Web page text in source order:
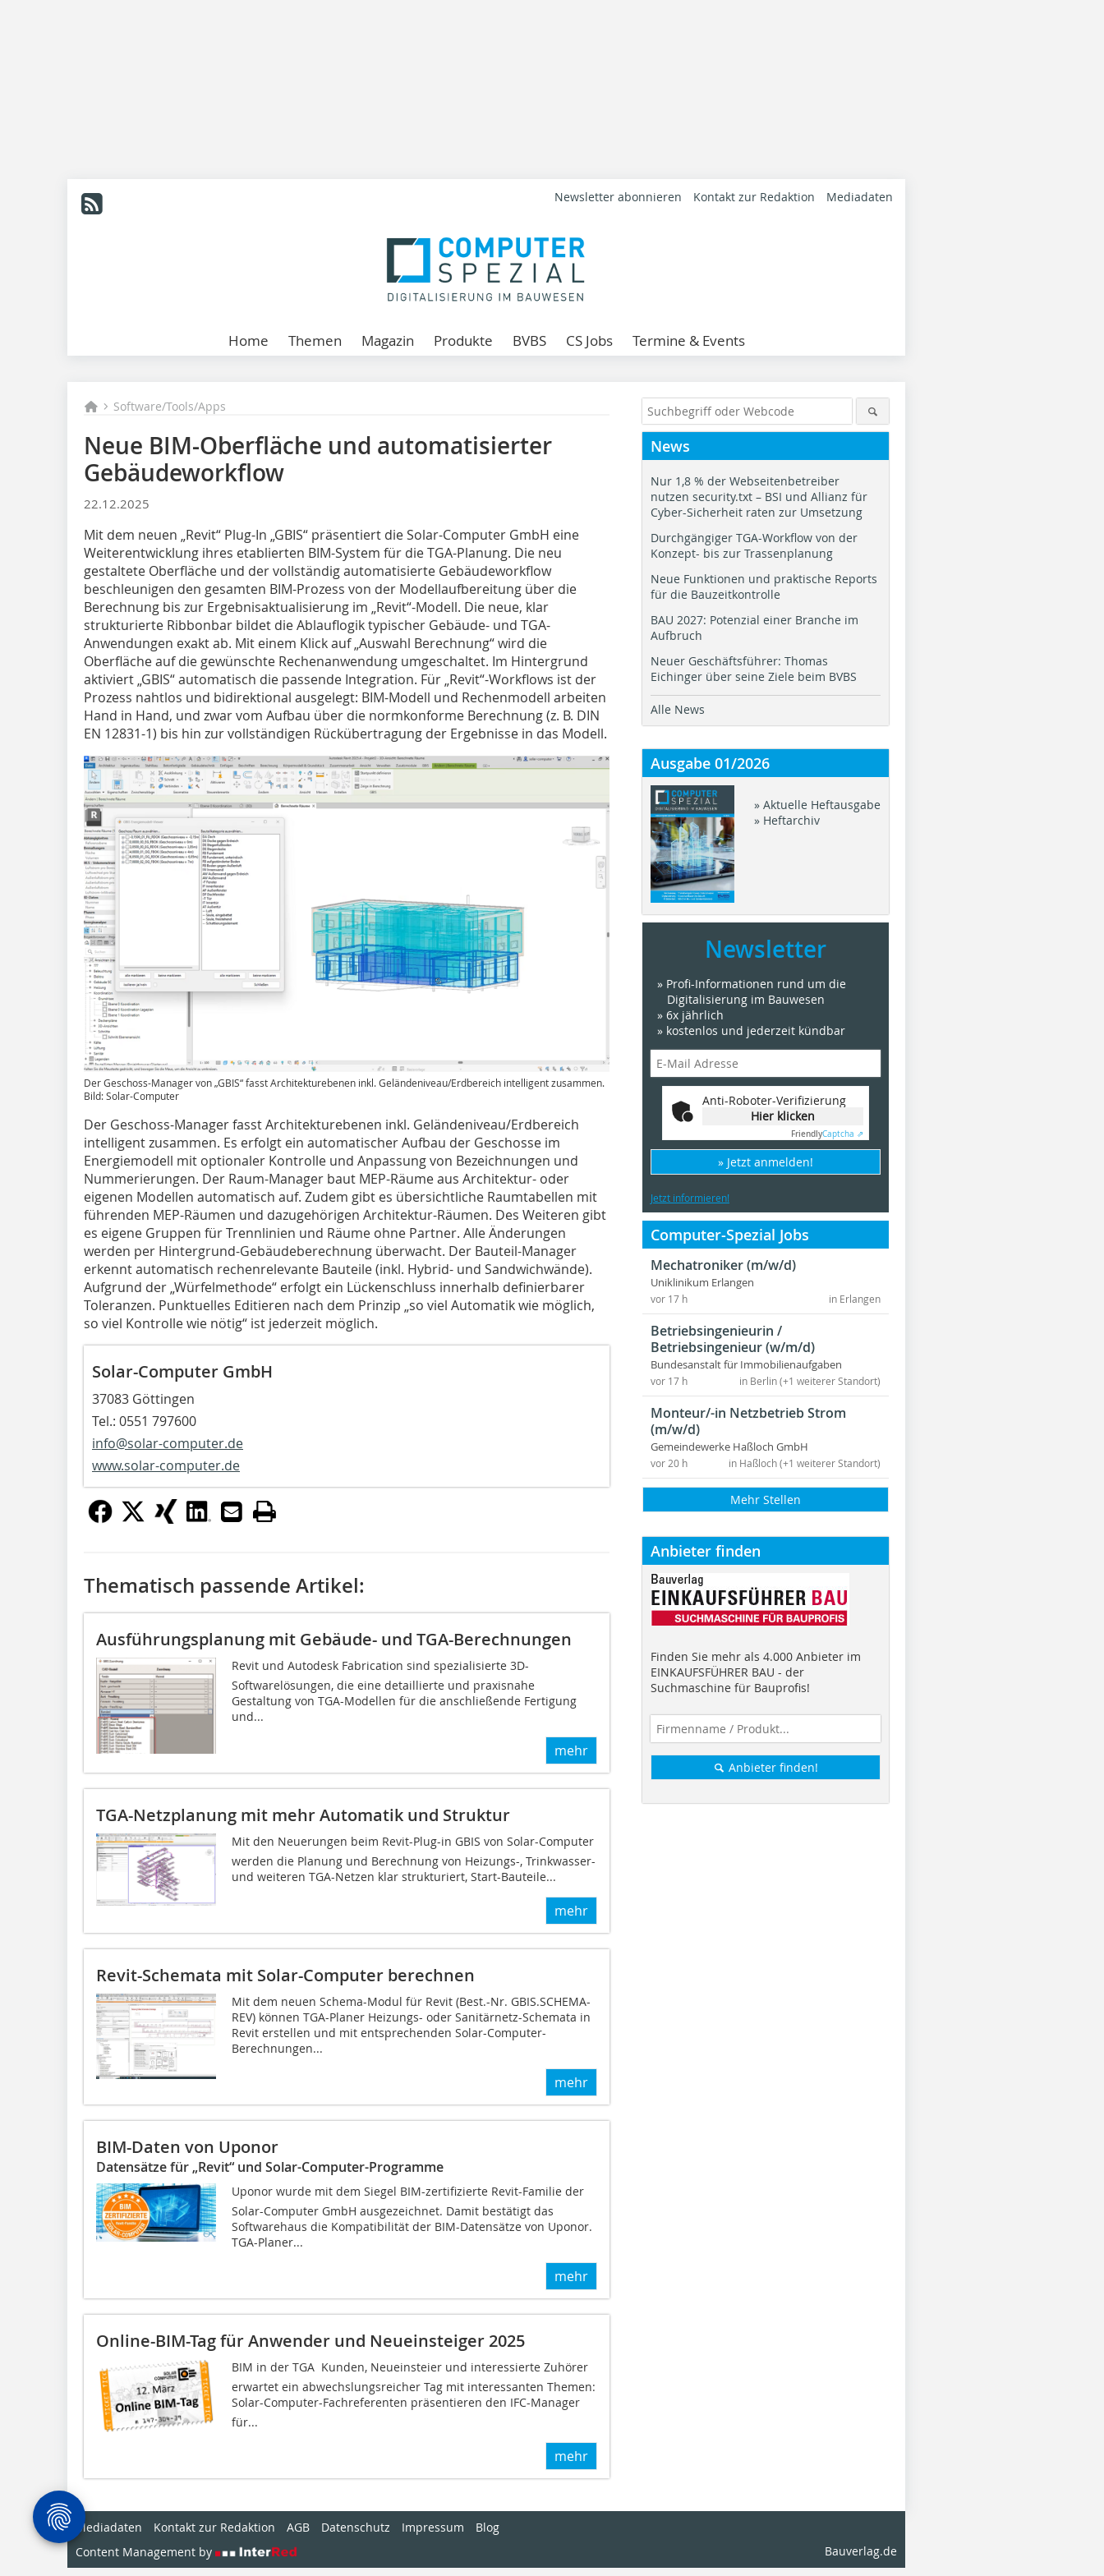
Newsletter abonnieren Kontakt zur Redaktion Mediadaten
Home Themen Magazin Produkte BVBS CS Jobs Termine & Events
Software/Tools/Apps
Neue BIM-Oberfläche und automatisierter
Gebäudeworkflow
22.12.2025
Mit dem neuen „Revit“ Plug-In „GBIS“ präsentiert die Solar-Computer GmbH eine
Weiterentwicklung ihres etablierten BIM-System für die TGA-Planung. Die neu
gestaltete Oberfläche und der vollständig automatisierte Gebäudeworkflow
beschleunigen den gesamten BIM-Prozess von der Modellaufbereitung über die
Berechnung bis zur Ergebnisaktualisierung im „Revit“-Modell. Die neue, klar
strukturierte Ribbonbar bildet die Ablauflogik typischer Gebäude- und TGA-
Anwendungen exakt ab. Mit einem Klick auf „Auswahl Berechnung“ wird die
Oberfläche auf die gewünschte Rechenanwendung umgeschaltet. Im Hintergrund
aktiviert „GBIS“ automatisch die passende Integration. Für „Revit“-Workflows ist der
Prozess nahtlos und bidirektional ausgelegt: BIM-Modell und Rechenmodell arbeiten
Hand in Hand, und zwar vom Aufbau über die normkonforme Berechnung (z. B. DIN
EN 12831-1) bis hin zur vollständigen Rückübertragung der Ergebnisse in das Modell.
Der Geschoss-Manager von „GBIS“ fasst Architekturebenen inkl. Geländeniveau/Erdbereich intelligent zusammen.
Bild: Solar-Computer
Der Geschoss-Manager fasst Architekturebenen inkl. Geländeniveau/Erdbereich
intelligent zusammen. Es erfolgt ein automatischer Aufbau der Geschosse im
Energiemodell mit optionaler Kontrolle und Anpassung von Bezeichnungen und
Nummerierungen. Der Raum-Manager baut MEP-Räume aus Architektur- oder
eigenen Modellen automatisch auf. Zudem gibt es übersichtliche Raumtabellen mit
führenden MEP-Räumen und dazugehörigen Architektur-Räumen. Des Weiteren gibt
es eigene Gruppen für Trennlinien und Räume ohne Partner. Alle Änderungen
werden per Hintergrund-Gebäudeberechnung überwacht. Der Bauteil-Manager
erkennt automatisch rechenrelevante Bauteile (inkl. Hybrid- und Sandwichwände).
Aufgrund der „Würfelmethode“ erfolgt ein Lückenschluss innerhalb definierbarer
Toleranzen. Punktuelles Editieren nach dem Prinzip „so viel Automatik wie möglich,
so viel Kontrolle wie nötig“ ist jederzeit möglich.
Solar-Computer GmbH
37083 Göttingen
Tel.: 0551 797600
info@solar-computer.de
www.solar-computer.de
Thematisch passende Artikel:
Ausführungsplanung mit Gebäude- und TGA-Berechnungen
Revit und Autodesk Fabrication sind spezialisierte 3D-
Softwarelösungen, die eine detaillierte und praxisnahe
Gestaltung von TGA-Modellen für die anschließende Fertigung
und...
mehr
TGA-Netzplanung mit mehr Automatik und Struktur
Mit den Neuerungen beim Revit-Plug-in GBIS von Solar-Computer
werden die Planung und Berechnung von Heizungs-, Trinkwasser-
und weiteren TGA-Netzen klar strukturiert, Start-Bauteile...
mehr
Revit-Schemata mit Solar-Computer berechnen
Mit dem neuen Schema-Modul für Revit (Best.-Nr. GBIS.SCHEMA-
REV) können TGA-Planer Heizungs- oder Sanitärnetz-Schemata in
Revit erstellen und mit entsprechenden Solar-Computer-
Berechnungen...
mehr
BIM-Daten von Uponor
Datensätze für „Revit“ und Solar-Computer-Programme
Uponor wurde mit dem Siegel BIM-zertifizierte Revit-Familie der
Solar-Computer GmbH ausgezeichnet. Damit bestätigt das
Softwarehaus die Kompatibilität der BIM-Datensätze von Uponor.
TGA-Planer...
mehr
Online-BIM-Tag für Anwender und Neueinsteiger 2025
BIM in der TGA  Kunden, Neueinsteier und interessierte Zuhörer
erwartet ein abwechslungsreicher Tag mit interessanten Themen:
Solar-Computer-Fachreferenten präsentieren den IFC-Manager
für...
mehr
News
Nur 1,8 % der Webseitenbetreiber
nutzen security.txt – BSI und Allianz für
Cyber-Sicherheit raten zur Umsetzung
Durchgängiger TGA-Workflow von der
Konzept- bis zur Trassenplanung
Neue Funktionen und praktische Reports
für die Bauzeitkontrolle
BAU 2027: Potenzial einer Branche im
Aufbruch
Neuer Geschäftsführer: Thomas
Eichinger über seine Ziele beim BVBS
Alle News
Ausgabe 01/2026
» Aktuelle Heftausgabe
» Heftarchiv
Newsletter
» Profi-Informationen rund um die
Digitalisierung im Bauwesen
» 6x jährlich
» kostenlos und jederzeit kündbar
Anti-Roboter-Verifizierung
Hier klicken
FriendlyCaptcha ⇗
» Jetzt anmelden!
Jetzt informieren!
Computer-Spezial Jobs
Mechatroniker (m/w/d)
Uniklinikum Erlangen
in Erlangen
vor 17 h
Betriebsingenieurin /
Betriebsingenieur (w/m/d)
Bundesanstalt für Immobilienaufgaben
in Berlin (+1 weiterer Standort)
vor 17 h
Monteur/-in Netzbetrieb Strom
(m/w/d)
Gemeindewerke Haßloch GmbH
in Haßloch (+1 weiterer Standort)
vor 20 h
Mehr Stellen
Anbieter finden
Finden Sie mehr als 4.000 Anbieter im
EINKAUFSFÜHRER BAU - der
Suchmaschine für Bauprofis!
Anbieter finden!
Mediadaten Kontakt zur Redaktion AGB Datenschutz Impressum
Blog
Content Management by
Bauverlag.de